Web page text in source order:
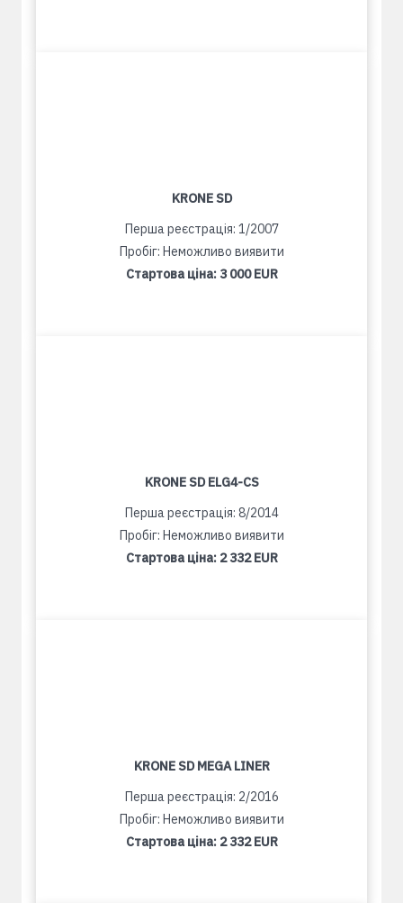
KRONE SD
Перша реєстрація: 1/2007
Пробіг: Неможливо виявити
Стартова ціна: 3 000 EUR
KRONE SD ELG4-CS
Перша реєстрація: 8/2014
Пробіг: Неможливо виявити
Стартова ціна: 2 332 EUR
KRONE SD MEGA LINER
Перша реєстрація: 2/2016
Пробіг: Неможливо виявити
Стартова ціна: 2 332 EUR